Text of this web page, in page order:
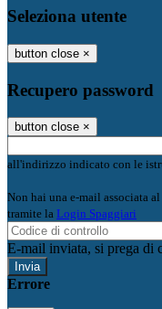
Seleziona utente
button close ×
Recupero password
button close ×
all'indirizzo indicato con le
Non hai una e-mail associata
tramite la Login Spaggiari
E-mail inviata, si prega di
Errore